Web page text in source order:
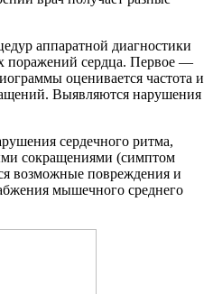
аппаратной диагностики
поражений сердца. Первое —
оценивается частота и
Выявляются нарушения
сердечного ритма,
сокращениями (симптом
возможные повреждения и
мышечного среднего